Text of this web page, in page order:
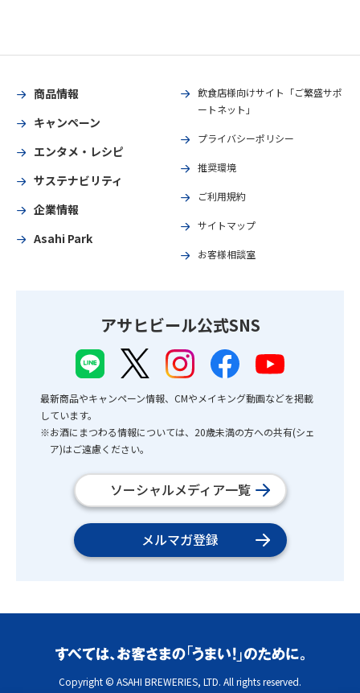
商品情報
キャンペーン
エンタメ・レシピ
サステナビリティ
企業情報
Asahi Park
飲食店様向けサイト「ご繁盛サポ
ートネット」
プライバシーポリシー
推奨環境
ご利用規約
サイトマップ
お客様相談室
アサヒビール公式SNS
最新商品やキャンペーン情報、CMやメイキング動画などを掲載
しています。
※お酒にまつわる情報については、20歳未満の方への共有(シェ
ア)はご遠慮ください。
ソーシャルメディア一覧
メルマガ登録
Copyright © ASAHI BREWERIES, LTD. All rights reserved.